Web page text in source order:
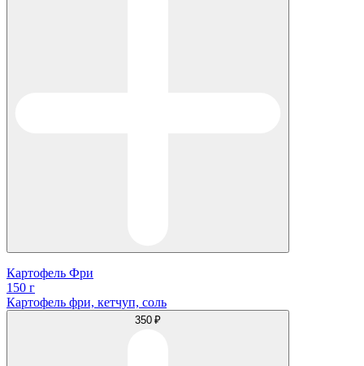
Картофель Фри
150 г
Картофель фри, кетчуп, соль
350 ₽